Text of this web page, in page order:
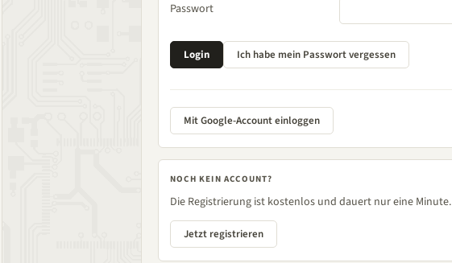
Passwort
Mit Google-Account einloggen
NOCH KEIN ACCOUNT?
Die Registrierung ist kostenlos und dauert nur eine Minute.
Jetzt registrieren